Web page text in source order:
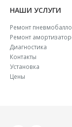
НАШИ УСЛУГИ
Ремонт
Ремонт
Диагностика
Контакты
Установка
Цены